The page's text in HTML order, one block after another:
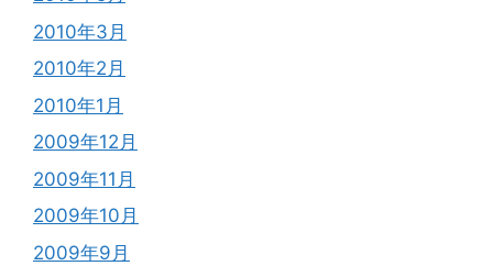
2010年3月
2010年2月
2010年1月
2009年12月
2009年11月
2009年10月
2009年9月